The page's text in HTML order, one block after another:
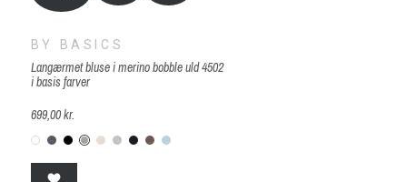
melange
mist
BY BASICS
Langærmet bluse i merino bobble uld 4502
i basis farver
699,00 kr.
B-00-Offwhite
B-58-grey-melange
B-878-Black
b-63-elephant-melange
B-08-milk
B-61-grå
B-104-midnight-blue-melange
B-170-earth-melange
B-52-blue-mist